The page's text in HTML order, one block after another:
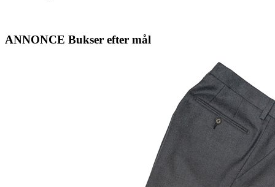
ANNONCE Bukser efter mål